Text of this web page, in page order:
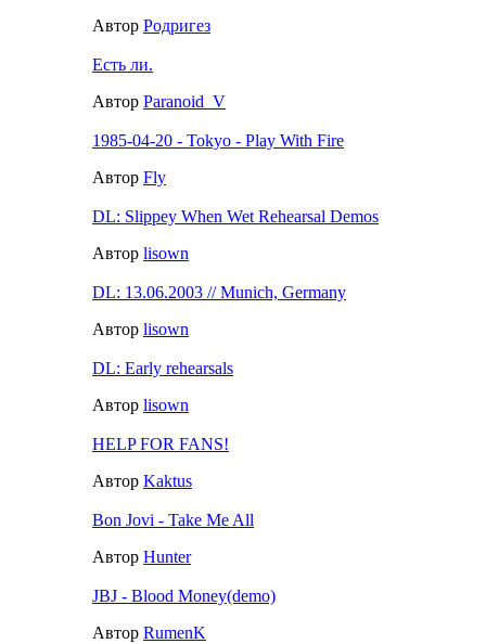
Автор Родригез
Есть ли.
Автор Paranoid_V
1985-04-20 - Tokyo - Play With Fire
Автор Fly
DL: Slippey When Wet Rehearsal Demos
Автор lisown
DL: 13.06.2003 // Munich, Germany
Автор lisown
DL: Early rehearsals
Автор lisown
HELP FOR FANS!
Автор Kaktus
Bon Jovi - Take Me All
Автор Hunter
JBJ - Blood Money(demo)
Автор RumenK